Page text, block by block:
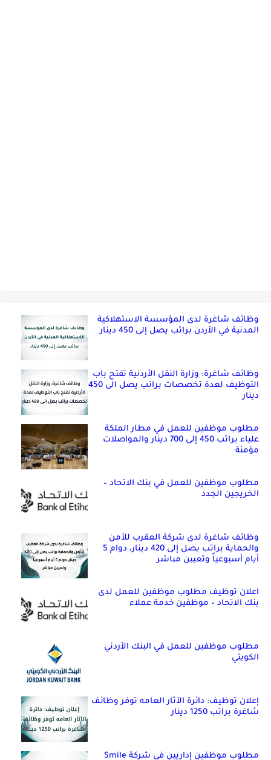
وظائف شاغرة لدى المؤسسة الاستهلاكية
المدنية في الأردن براتب يصل إلى 450 دينار
وظائف شاغرة: وزارة النقل الأردنية تفتح باب
التوظيف لعدة تخصصات براتب يصل الى 450
دينار
مطلوب موظفين للعمل في مطار الملكة
علياء براتب 450 إلى 700 دينار والمواصلات
مؤمنة
مطلوب موظفين للعمل في بنك الاتحاد –
الخريجين الجدد
وظائف شاغرة لدى شركة العقرب للأمن
والحماية براتب يصل إلى 420 دينار، دوام 5
أيام أسبوعياً وتعيين مباشر
اعلان توظيف مطلوب موظفين للعمل لدى
بنك الاتحاد – موظفين خدمة عملاء
مطلوب موظفين للعمل في البنك الأردني
الكويتي
إعلان توظيف: دائرة الآثار العامه توفر وظائف
شاغرة براتب 1250 دينار
مطلوب موظفين إداريين في شركة Smile